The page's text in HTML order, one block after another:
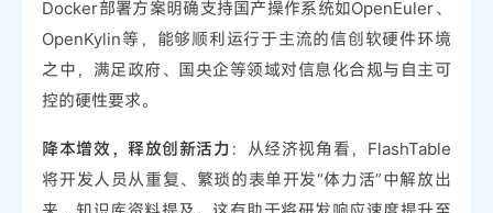
Docker部署方案明确支持国产操作系统如OpenEuler、
OpenKylin等，能够顺利运行于主流的信创软硬件环境
之中，满足政府、国央企等领域对信息化合规与自主可
控的硬性要求。
降本增效，释放创新活力 ：从经济视角看，FlashTable
将开发人员从重复、繁琐的表单开发“体力活”中解放出